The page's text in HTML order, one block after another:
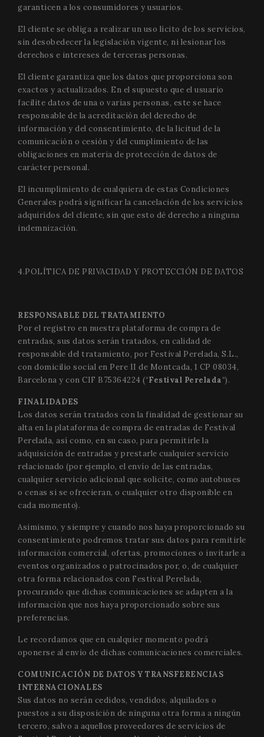
garanticen a los consumidores y usuarios.
El cliente se obliga a realizar un uso lícito de los servicios,
sin desobedecer la legislación vigente, ni lesionar los
derechos e intereses de terceras personas.
El cliente garantiza que los datos que proporciona son
exactos y actualizados. En el supuesto que el usuario
facilite datos de una o varias personas, este se hace
responsable de la acreditación del derecho de
información y del consentimiento, de la licitud de la
comunicación o cesión y del cumplimiento de las
obligaciones en materia de protección de datos de
carácter personal.
El incumplimiento de cualquiera de estas Condiciones
Generales podrá significar la cancelación de los servicios
adquiridos del cliente, sin que esto dé derecho a ninguna
indemnización.
4.POLÍTICA DE PRIVACIDAD Y PROTECCIÓN DE DATOS
RESPONSABLE DEL TRATAMIENTO
Por el registro en nuestra plataforma de compra de
entradas, sus datos serán tratados, en calidad de
responsable del tratamiento, por Festival Perelada, S.L.,
con domicilio social en Pere II de Montcada, 1 CP 08034,
Barcelona y con CIF B75364224 (“Festival Perelada“).
FINALIDADES
Los datos serán tratados con la finalidad de gestionar su
alta en la plataforma de compra de entradas de Festival
Perelada, así como, en su caso, para permitirle la
adquisición de entradas y prestarle cualquier servicio
relacionado (por ejemplo, el envío de las entradas,
cualquier servicio adicional que solicite, como autobuses
o cenas si se ofrecieran, o cualquier otro disponible en
cada momento).
Asimismo, y siempre y cuando nos haya proporcionado su
consentimiento podremos tratar sus datos para remitirle
información comercial, ofertas, promociones o invitarle a
eventos organizados o patrocinados por, o, de cualquier
otra forma relacionados con Festival Perelada,
procurando que dichas comunicaciones se adapten a la
información que nos haya proporcionado sobre sus
preferencias.
Le recordamos que en cualquier momento podrá
oponerse al envío de dichas comunicaciones comerciales.
COMUNICACIÓN DE DATOS Y TRANSFERENCIAS
INTERNACIONALES
Sus datos no serán cedidos, vendidos, alquilados o
puestos a su disposición de ninguna otra forma a ningún
tercero, salvo a aquellos proveedores de servicios de